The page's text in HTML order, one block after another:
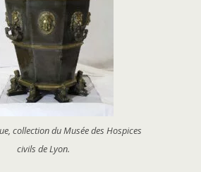
collection du Musée des Hospices
civils de Lyon.